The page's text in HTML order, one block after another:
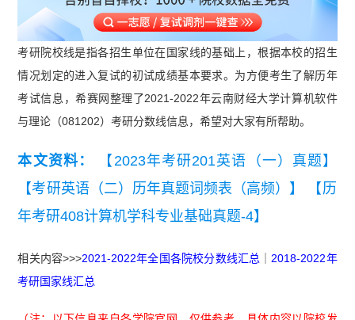
考研院校线是指各招生单位在国家线的基础上，根据本校的招生
情况划定的进入复试的初试成绩基本要求。为方便考生了解历年
考试信息，希赛网整理了2021-2022年云南财经大学计算机软件
与理论（081202）考研分数线信息，希望对大家有所帮助。
本文资料：
【2023年考研201英语（一）真题】
【考研英语（二）历年真题词频表（高频）】
【历
年考研408计算机学科专业基础真题-4】
相关内容>>>2021-2022年全国各院校分数线汇总
2018-2022年
考研国家线汇总